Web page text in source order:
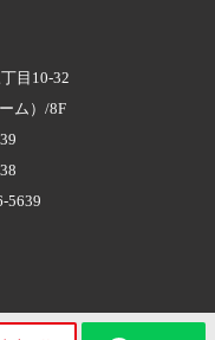
目10-32
ム）/8F
5639